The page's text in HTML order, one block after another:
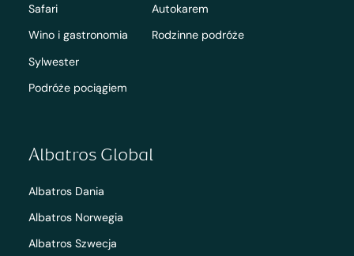
Safari
Wino i gastronomia
Sylwester
Podróże pociągiem
Autokarem
Rodzinne podróże
Albatros Global
Albatros Dania
Albatros Norwegia
Albatros Szwecja